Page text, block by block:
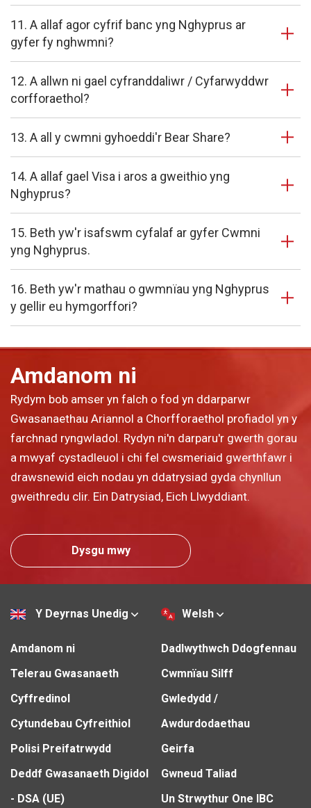
11. A allaf agor cyfrif banc yng Nghyprus ar
gyfer fy nghwmni?
12. A allwn ni gael cyfranddaliwr / Cyfarwyddwr
corfforaethol?
13. A all y cwmni gyhoeddi'r Bear Share?
14. A allaf gael Visa i aros a gweithio yng
Nghyprus?
15. Beth yw'r isafswm cyfalaf ar gyfer Cwmni
yng Nghyprus.
16. Beth yw'r mathau o gwmnïau yng Nghyprus
y gellir eu hymgorffori?
Amdanom ni
Rydym bob amser yn falch o fod yn ddarparwr
Gwasanaethau Ariannol a Chorfforaethol profiadol yn y
farchnad ryngwladol. Rydyn ni'n darparu'r gwerth gorau
a mwyaf cystadleuol i chi fel cwsmeriaid gwerthfawr i
drawsnewid eich nodau yn ddatrysiad gyda chynllun
gweithredu clir. Ein Datrysiad, Eich Llwyddiant.
Dysgu mwy
Y Deyrnas Unedig Welsh
Amdanom ni
Telerau Gwasanaeth
Cyffredinol
Cytundebau Cyfreithiol
Polisi Preifatrwydd
Deddf Gwasanaeth Digidol
- DSA (UE)
Dadlwythwch Ddogfennau
Cwmnïau Silff
Gwledydd /
Awdurdodaethau
Geirfa
Gwneud Taliad
Un Strwythur One IBC